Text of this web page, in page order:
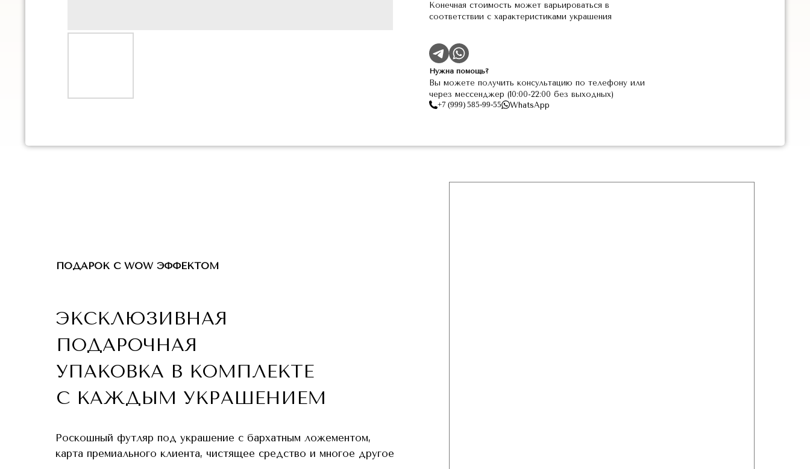
Конечная стоимость может варьироваться в
соответствии с характеристиками украшения
Нужна помощь?
Вы можете получить консультацию по телефону или
через мессенджер (10:00-22:00 без выходных)
+7 (999) 585-99-55
WhatsApp
ЭКСКЛЮЗИВНАЯ
ПОДАРОЧНАЯ
УПАКОВКА В КОМПЛЕКТЕ
С КАЖДЫМ УКРАШЕНИЕМ
Роскошный футляр под украшение с бархатным ложементом,
карта премиального клиента, чистящее средство и многое другое
ПОДАРОК С WOW ЭФФЕКТОМ